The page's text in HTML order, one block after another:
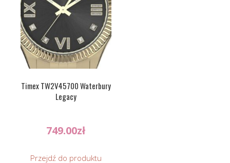
Timex TW2V45700 Waterbury
Legacy
749.00zł
Przejdź do produktu